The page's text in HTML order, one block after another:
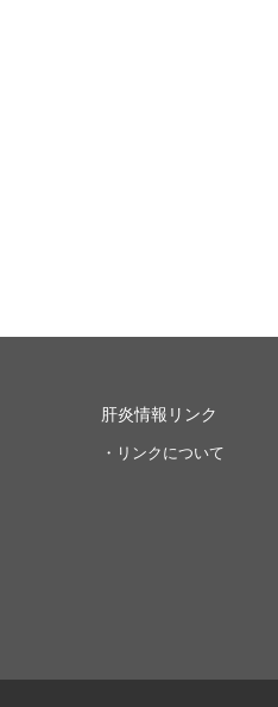
肝炎情報リンク
・リンクについて